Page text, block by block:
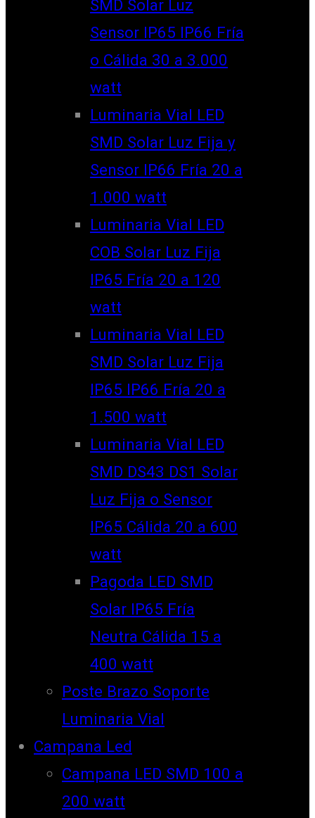
SMD Solar Luz
Sensor IP65 IP66 Fría
o Cálida 30 a 3.000
watt
Luminaria Vial LED
SMD Solar Luz Fija y
Sensor IP66 Fría 20 a
1.000 watt
Luminaria Vial LED
COB Solar Luz Fija
IP65 Fría 20 a 120
watt
Luminaria Vial LED
SMD Solar Luz Fija
IP65 IP66 Fría 20 a
1.500 watt
Luminaria Vial LED
SMD DS43 DS1 Solar
Luz Fija o Sensor
IP65 Cálida 20 a 600
watt
Pagoda LED SMD
Solar IP65 Fría
Neutra Cálida 15 a
400 watt
Poste Brazo Soporte
Luminaria Vial
Campana Led
Campana LED SMD 100 a
200 watt